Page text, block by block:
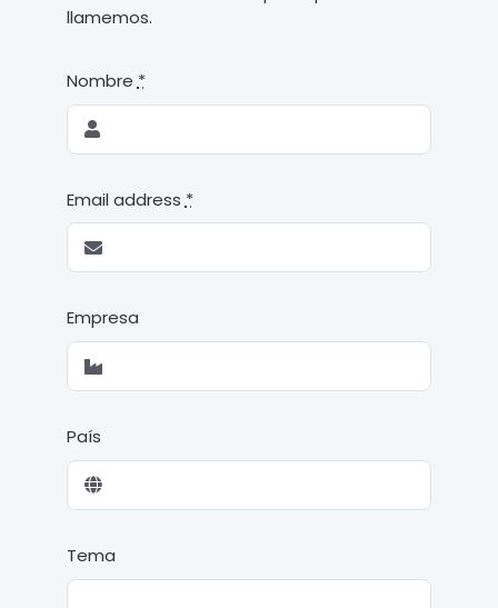
llamemos.
Nombre *
Email address *
Empresa
País
Tema